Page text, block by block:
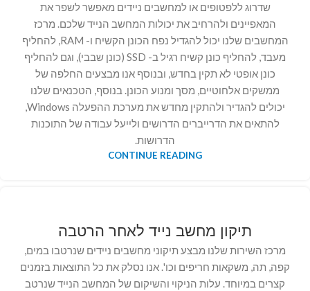
שדרוג ללפטופים או למחשבים ניידים מאפשר לשפר את
המאפיינים ולהרחיב את יכולות המחשב הנייד שלכם. מרכז
המחשבים שלנו יכול להגדיל נפח הכונן הקשיח ו- RAM, להחליף
מעבד, להחליף כונן קשיח רגיל ב- SSD (כונן שבבי), וגם להחליף
כונן אופטי לא תקין בחדש, ובנוסף אנו מבצעים החלפה של
ממשקים אלחוטיים, מסך ומנוע הכונן. בנוסף, הטכנאים שלנו
יכולים להגדיר ולהתקין מחדש את מערכת ההפעלה Windows,
להתאים את הדרייברים הדרושים ולייעל עבודה של התוכנות
הדרושות.
CONTINUE READING
תיקון מחשב נייד לאחר הרטבה
מרכז השירות שלנו מבצע תיקוני מחשבים ניידים שנרטבו במים,
קפה, תה, משקאות חריפים וכו'. אנו נסלק את כל התוצאות בזמנים
קצרים במיוחד. עלות הניקוי והשיקום של המחשב הנייד שנרטב